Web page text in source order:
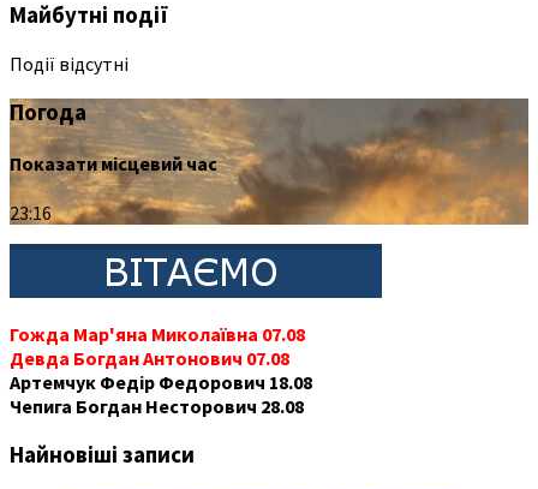
Майбутні події
Події відсутні
Погода
Показати місцевий час
23:16
Гожда Мар'яна Миколаївна 07.08
Девда Богдан Антонович 07.08
Артемчук Федір Федорович 18.08
Чепига Богдан Несторович 28.08
Найновіші записи